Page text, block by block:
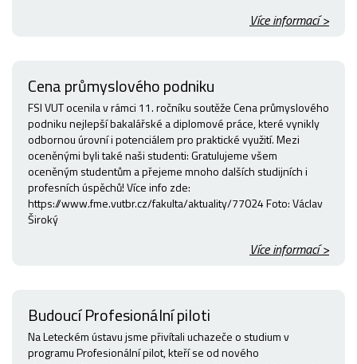
Více informací >
Cena průmyslového podniku
FSI VUT ocenila v rámci 11. ročníku soutěže Cena průmyslového
podniku nejlepší bakalářské a diplomové práce, které vynikly
odbornou úrovní i potenciálem pro praktické využití. Mezi
oceněnými byli také naši studenti: Gratulujeme všem
oceněným studentům a přejeme mnoho dalších studijních i
profesních úspěchů! Více info zde:
https://www.fme.vutbr.cz/fakulta/aktuality/77024 Foto: Václav
Široký
Více informací >
Budoucí Profesionální piloti
Na Leteckém ústavu jsme přivítali uchazeče o studium v
programu Profesionální pilot, kteří se od nového